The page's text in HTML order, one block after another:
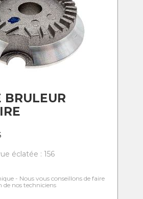
BRULEUR
éclatée : 156
- Nous vous conseillons de faire
de nos techniciens